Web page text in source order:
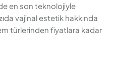
en son teknolojiyle
vajinal estetik hakkında
türlerinden fiyatlara kadar